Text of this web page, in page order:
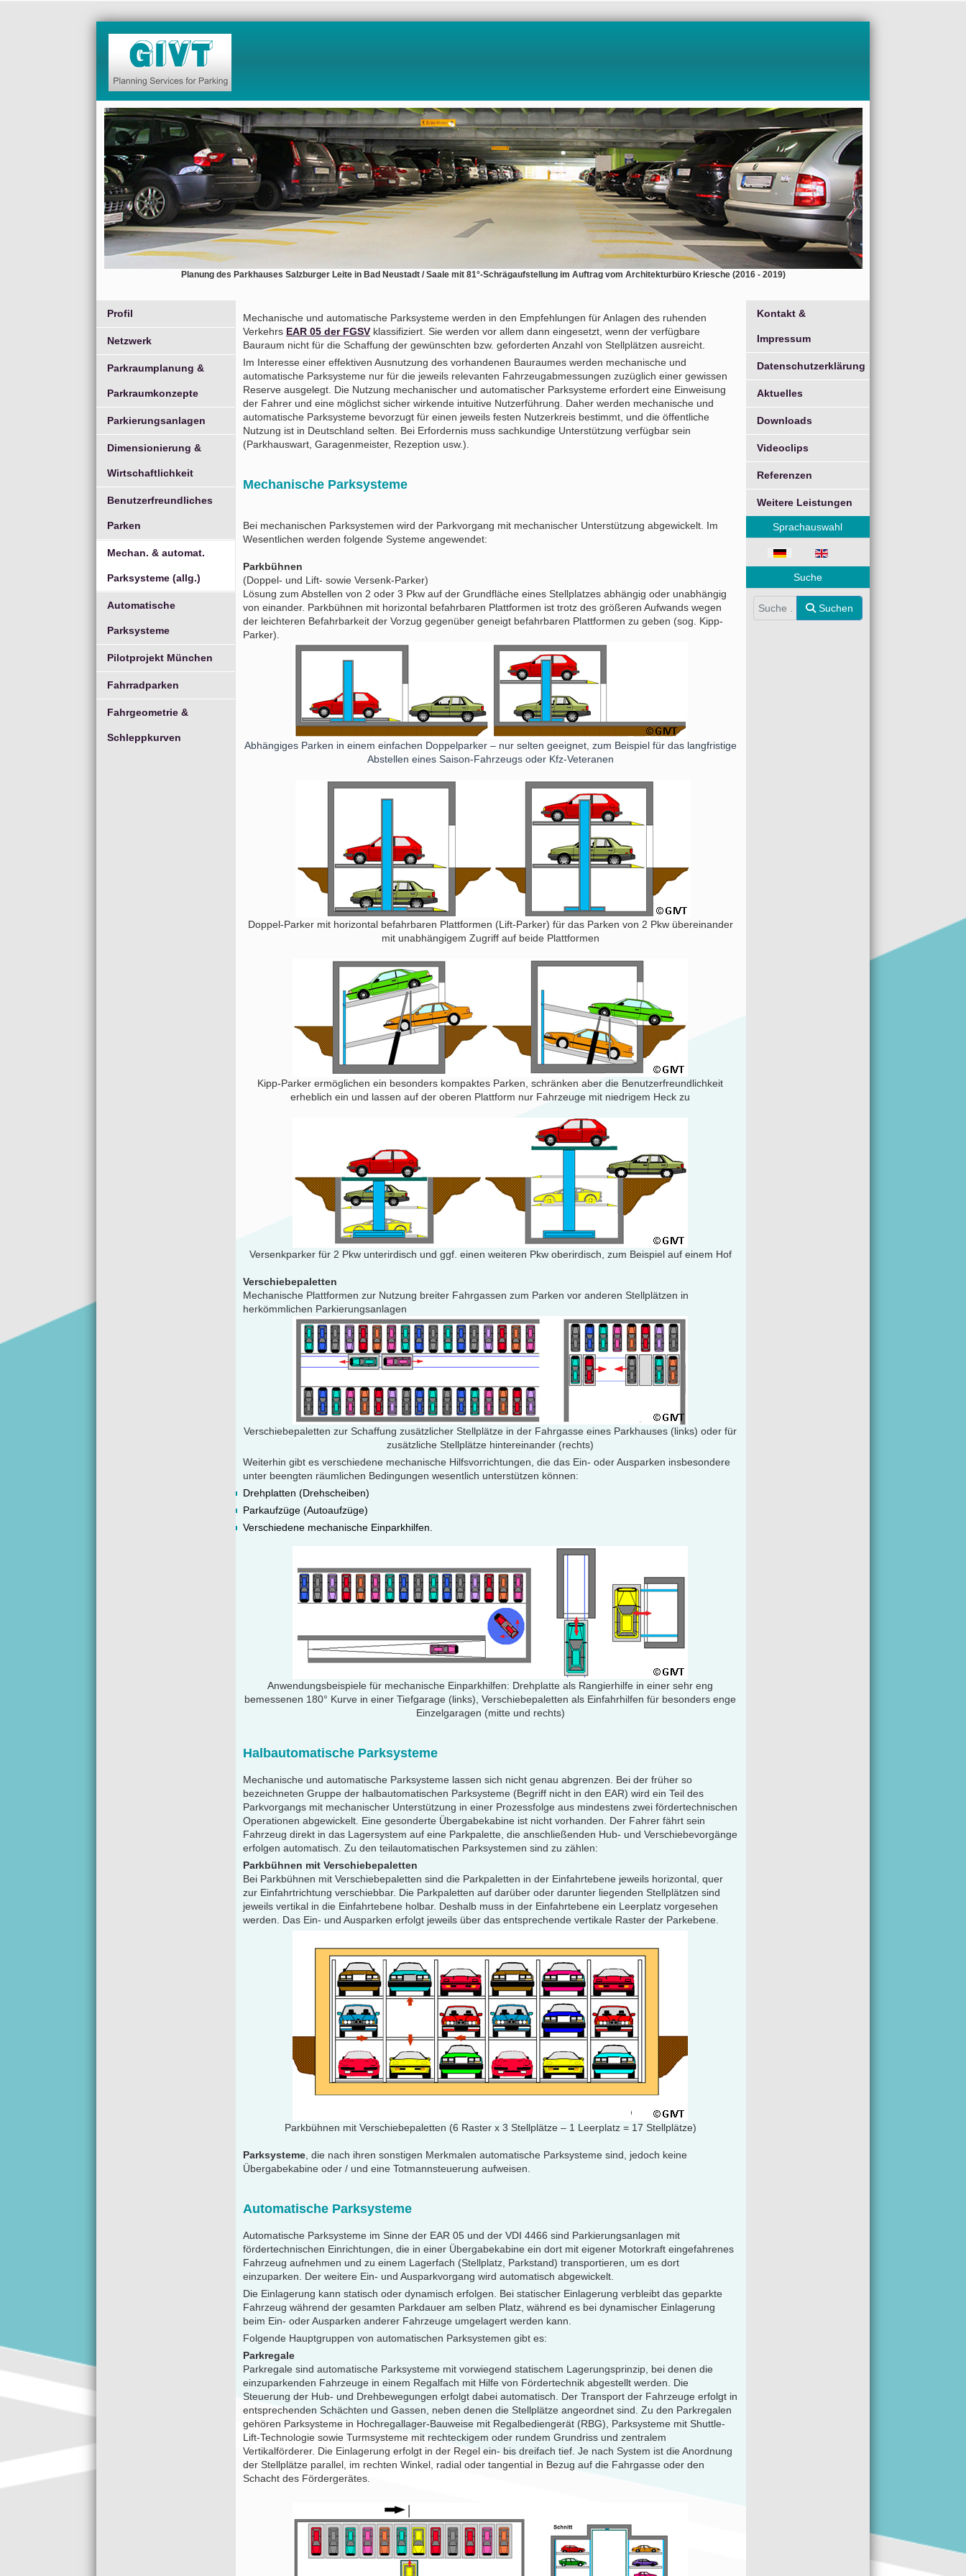
Planung des Parkhauses Salzburger Leite in Bad Neustadt / Saale mit 81°-Schrägaufstellung im Auftrag vom Architekturbüro Kriesche (2016 - 2019)
Profil
Netzwerk
Parkraumplanung &
Parkraumkonzepte
Parkierungsanlagen
Dimensionierung &
Wirtschaftlichkeit
Benutzerfreundliches
Parken
Mechan. & automat.
Parksysteme (allg.)
Automatische
Parksysteme
Pilotprojekt München
Fahrradparken
Fahrgeometrie &
Schleppkurven
Mechanische und automatische Parksysteme werden in den Empfehlungen für Anlagen des ruhenden
Verkehrs EAR 05 der FGSVklassifiziert. Sie werden vor allem dann eingesetzt, wenn der verfügbare
Bauraum nicht für die Schaffung der gewünschten bzw. geforderten Anzahl von Stellplätzen ausreicht.
Im Interesse einer effektiven Ausnutzung des vorhandenen Bauraumes werden mechanische und
automatische Parksysteme nur für die jeweils relevanten Fahrzeugabmessungen zuzüglich einer gewissen
Reserve ausgelegt. Die Nutzung mechanischer und automatischer Parksysteme erfordert eine Einweisung
der Fahrer und eine möglichst sicher wirkende intuitive Nutzerführung. Daher werden mechanische und
automatische Parksysteme bevorzugt für einen jeweils festen Nutzerkreis bestimmt, und die öffentliche
Nutzung ist in Deutschland selten. Bei Erfordernis muss sachkundige Unterstützung verfügbar sein
(Parkhauswart, Garagenmeister, Rezeption usw.).
Mechanische Parksysteme
Bei mechanischen Parksystemen wird der Parkvorgang mit mechanischer Unterstützung abgewickelt. Im
Wesentlichen werden folgende Systeme angewendet:
Parkbühnen
(Doppel- und Lift- sowie Versenk-Parker)
Lösung zum Abstellen von 2 oder 3 Pkw auf der Grundfläche eines Stellplatzes abhängig oder unabhängig
von einander. Parkbühnen mit horizontal befahrbaren Plattformen ist trotz des größeren Aufwands wegen
der leichteren Befahrbarkeit der Vorzug gegenüber geneigt befahrbaren Plattformen zu geben (sog. Kipp-
Parker).
Abhängiges Parken in einem einfachen Doppelparker – nur selten geeignet, zum Beispiel für das langfristige
Abstellen eines Saison-Fahrzeugs oder Kfz-Veteranen
Doppel-Parker mit horizontal befahrbaren Plattformen (Lift-Parker) für das Parken von 2 Pkw übereinander
mit unabhängigem Zugriff auf beide Plattformen
Kipp-Parker ermöglichen ein besonders kompaktes Parken, schränken aber die Benutzerfreundlichkeit
erheblich ein und lassen auf der oberen Plattform nur Fahrzeuge mit niedrigem Heck zu
Versenkparker für 2 Pkw unterirdisch und ggf. einen weiteren Pkw oberirdisch, zum Beispiel auf einem Hof
Verschiebepaletten
Mechanische Plattformen zur Nutzung breiter Fahrgassen zum Parken vor anderen Stellplätzen in
herkömmlichen Parkierungsanlagen
Verschiebepaletten zur Schaffung zusätzlicher Stellplätze in der Fahrgasse eines Parkhauses (links) oder für
zusätzliche Stellplätze hintereinander (rechts)
Weiterhin gibt es verschiedene mechanische Hilfsvorrichtungen, die das Ein- oder Ausparken insbesondere
unter beengten räumlichen Bedingungen wesentlich unterstützen können:
Drehplatten (Drehscheiben)
Parkaufzüge (Autoaufzüge)
Verschiedene mechanische Einparkhilfen.
Anwendungsbeispiele für mechanische Einparkhilfen: Drehplatte als Rangierhilfe in einer sehr eng
bemessenen 180° Kurve in einer Tiefgarage (links), Verschiebepaletten als Einfahrhilfen für besonders enge
Einzelgaragen (mitte und rechts)
Halbautomatische Parksysteme
Mechanische und automatische Parksysteme lassen sich nicht genau abgrenzen. Bei der früher so
bezeichneten Gruppe der halbautomatischen Parksysteme (Begriff nicht in den EAR) wird ein Teil des
Parkvorgangs mit mechanischer Unterstützung in einer Prozessfolge aus mindestens zwei fördertechnischen
Operationen abgewickelt. Eine gesonderte Übergabekabine ist nicht vorhanden. Der Fahrer fährt sein
Fahrzeug direkt in das Lagersystem auf eine Parkpalette, die anschließenden Hub- und Verschiebevorgänge
erfolgen automatisch. Zu den teilautomatischen Parksystemen sind zu zählen:
Parkbühnen mit Verschiebepaletten
Bei Parkbühnen mit Verschiebepaletten sind die Parkpaletten in der Einfahrtebene jeweils horizontal, quer
zur Einfahrtrichtung verschiebbar. Die Parkpaletten auf darüber oder darunter liegenden Stellplätzen sind
jeweils vertikal in die Einfahrtebene holbar. Deshalb muss in der Einfahrtebene ein Leerplatz vorgesehen
werden. Das Ein- und Ausparken erfolgt jeweils über das entsprechende vertikale Raster der Parkebene.
Parkbühnen mit Verschiebepaletten (6 Raster x 3 Stellplätze – 1 Leerplatz = 17 Stellplätze)
Parksysteme, die nach ihren sonstigen Merkmalen automatische Parksysteme sind, jedoch keine
Übergabekabine oder / und eine Totmannsteuerung aufweisen.
Automatische Parksysteme
Automatische Parksysteme im Sinne der EAR 05 und der VDI 4466 sind Parkierungsanlagen mit
fördertechnischen Einrichtungen, die in einer Übergabekabine ein dort mit eigener Motorkraft eingefahrenes
Fahrzeug aufnehmen und zu einem Lagerfach (Stellplatz, Parkstand) transportieren, um es dort
einzuparken. Der weitere Ein- und Ausparkvorgang wird automatisch abgewickelt.
Die Einlagerung kann statisch oder dynamisch erfolgen. Bei statischer Einlagerung verbleibt das geparkte
Fahrzeug während der gesamten Parkdauer am selben Platz, während es bei dynamischer Einlagerung
beim Ein- oder Ausparken anderer Fahrzeuge umgelagert werden kann.
Folgende Hauptgruppen von automatischen Parksystemen gibt es:
Parkregale
Parkregale sind automatische Parksysteme mit vorwiegend statischem Lagerungsprinzip, bei denen die
einzuparkenden Fahrzeuge in einem Regalfach mit Hilfe von Fördertechnik abgestellt werden. Die
Steuerung der Hub- und Drehbewegungen erfolgt dabei automatisch. Der Transport der Fahrzeuge erfolgt in
entsprechenden Schächten und Gassen, neben denen die Stellplätze angeordnet sind. Zu den Parkregalen
gehören Parksysteme in Hochregallager-Bauweise mit Regalbediengerät (RBG), Parksysteme mit Shuttle-
Lift-Technologie sowie Turmsysteme mit rechteckigem oder rundem Grundriss und zentralem
Vertikalförderer. Die Einlagerung erfolgt in der Regel ein- bis dreifach tief. Je nach System ist die Anordnung
der Stellplätze parallel, im rechten Winkel, radial oder tangential in Bezug auf die Fahrgasse oder den
Schacht des Fördergerätes.
Kontakt &
Impressum
Datenschutzerklärung
Aktuelles
Downloads
Videoclips
Referenzen
Weitere Leistungen
Sprachauswahl
Sprache auswählen
Suche
Suchen